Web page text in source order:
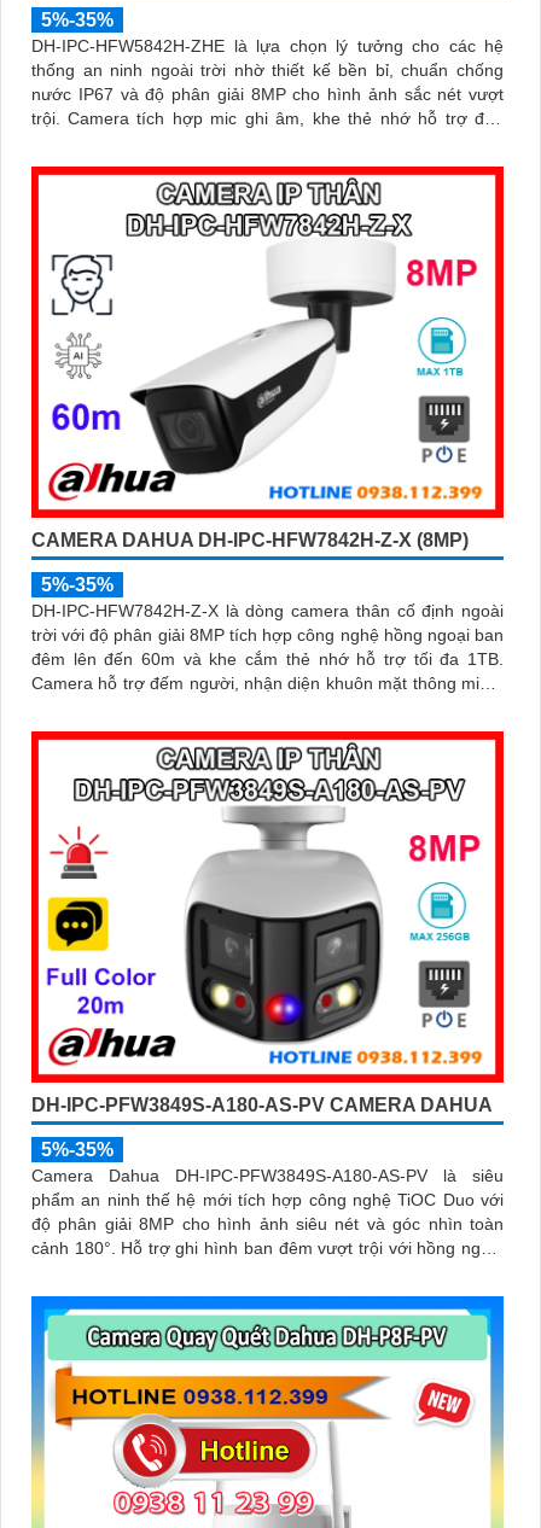
5%-35%
DH-IPC-HFW5842H-ZHE là lựa chọn lý tưởng cho các hệ
thống an ninh ngoài trời nhờ thiết kế bền bỉ, chuẩn chống
nước IP67 và độ phân giải 8MP cho hình ảnh sắc nét vượt
trội. Camera tích hợp mic ghi âm, khe thẻ nhớ hỗ trợ đến
dàng, tiết kiệm chi phí
CAMERA DAHUA DH-IPC-HFW7842H-Z-X (8MP)
5%-35%
DH-IPC-HFW7842H-Z-X là dòng camera thân cố định ngoài
trời với độ phân giải 8MP tích hợp công nghệ hồng ngoại ban
đêm lên đến 60m và khe cắm thẻ nhớ hỗ trợ tối đa 1TB.
Camera hỗ trợ đếm người, nhận diện khuôn mặt thông minh,
cho các khu vực giám sát ngoài trời, hỗ trợ tính năng quản lý
chỗ đỗ xe hiệu quả cho các bãi giữ xe
DH-IPC-PFW3849S-A180-AS-PV CAMERA DAHUA
5%-35%
Camera Dahua DH-IPC-PFW3849S-A180-AS-PV là siêu
phẩm an ninh thế hệ mới tích hợp công nghệ TiOC Duo với
độ phân giải 8MP cho hình ảnh siêu nét và góc nhìn toàn
cảnh 180°. Hỗ trợ ghi hình ban đêm vượt trội với hồng ngoại
cắm thẻ nhớ 256GB đáp ứng nhu cầu lưu trữ dài hạn, thiết kế
chuẩn IP67 chống bụi nước, cấp nguồn POE